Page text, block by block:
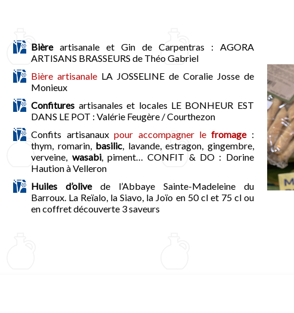
Bièreartisanale et Gin de Carpentras : AGORA
ARTISANS BRASSEURS de Théo Gabriel
Bière artisanale LA JOSSELINE de Coralie Josse de
Monieux
Confitures artisanales et locales LE BONHEUR EST
DANS LE POT : Valérie Feugère / Courthezon
Confits artisanauxpour accompagner lefromage :
thym, romarin, basilic, lavande, estragon, gingembre,
verveine, wasabi, piment… CONFIT & DO : Dorine
Haution à Velleron
Huiles d’olivede l’Abbaye Sainte-Madeleine du
Barroux. La Reïalo, la Siavo, la Joïo en 50 cl et 75 cl ou
en coffret découverte 3 saveurs